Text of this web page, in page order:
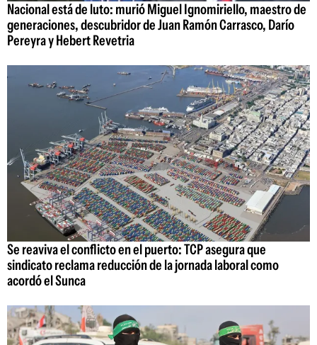
Nacional está de luto: murió Miguel Ignomiriello, maestro de
generaciones, descubridor de Juan Ramón Carrasco, Darío
Pereyra y Hebert Revetria
Se reaviva el conflicto en el puerto: TCP asegura que
sindicato reclama reducción de la jornada laboral como
acordó el Sunca